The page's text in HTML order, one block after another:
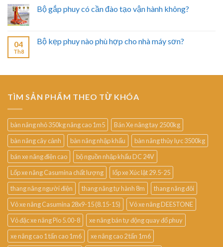
Bộ gắp phuy có cần đào tạo vận hành không?
04
Th8
Bộ kẹp phuy nào phù hợp cho nhà máy sơn?
TÌM SẢN PHẨM THEO TỪ KHÓA
bàn nâng nhỏ 350kg nâng cao 1m5
Bán Xe nâng tay 2500kg
bàn nâng cây cảnh
bàn nâng nhập khẩu
bàn nâng thủy lực 3500kg
bán xe nâng điện cao
bộ nguồn nhập khẩu DC 24V
Lốp xe nâng Casumina chất lượng
lốp xe Xúc lật 29.5-25
thang nâng người điện
thang nâng tự hành 8m
thang nâng đôi
Vỏ xe nâng Casumina 28x9-15 (8.15-15)
Vỏ xe nâng DEESTONE
Vỏ đặc xe nâng Pio 5.00-8
xe nâng bán tự động quay đổ phuy
xe nâng cao 1 tấn cao 1m6
xe nâng cao 2 tấn 1m6